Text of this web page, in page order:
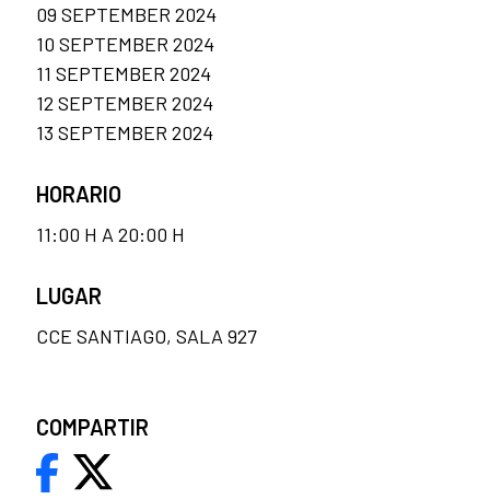
09 SEPTEMBER 2024
10 SEPTEMBER 2024
11 SEPTEMBER 2024
12 SEPTEMBER 2024
13 SEPTEMBER 2024
HORARIO
11:00 H A 20:00 H
LUGAR
CCE SANTIAGO, SALA 927
COMPARTIR